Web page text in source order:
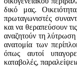
δικό μας.
πρωταγωνιστές
και να θεραπεύσουν
αναζητούν τη
ανατομία των
όπως αυτοί
καταβολές,